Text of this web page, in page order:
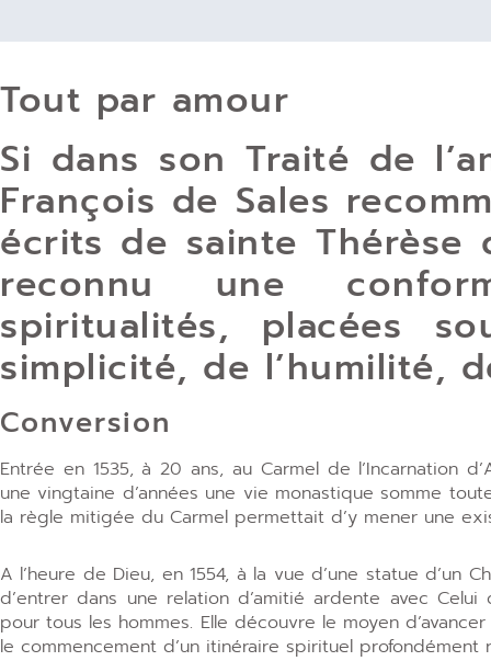
Tout par amour
Si dans son Traité de
François de Sales
écrits de sainte Thérèse
reconnu une
spiritualités, placées
simplicité, de l’humilité,
Conversion
Entrée en 1535, à 20 ans, au Carmel de l’Incarnation
une vingtaine d’années une vie monastique somme
la règle mitigée du Carmel permettait d’y mener une
A l’heure de Dieu, en 1554, à la vue d’une statue d’un
d’entrer dans une relation d’amitié ardente avec
pour tous les hommes. Elle découvre le moyen
le commencement d’un itinéraire spirituel profondément